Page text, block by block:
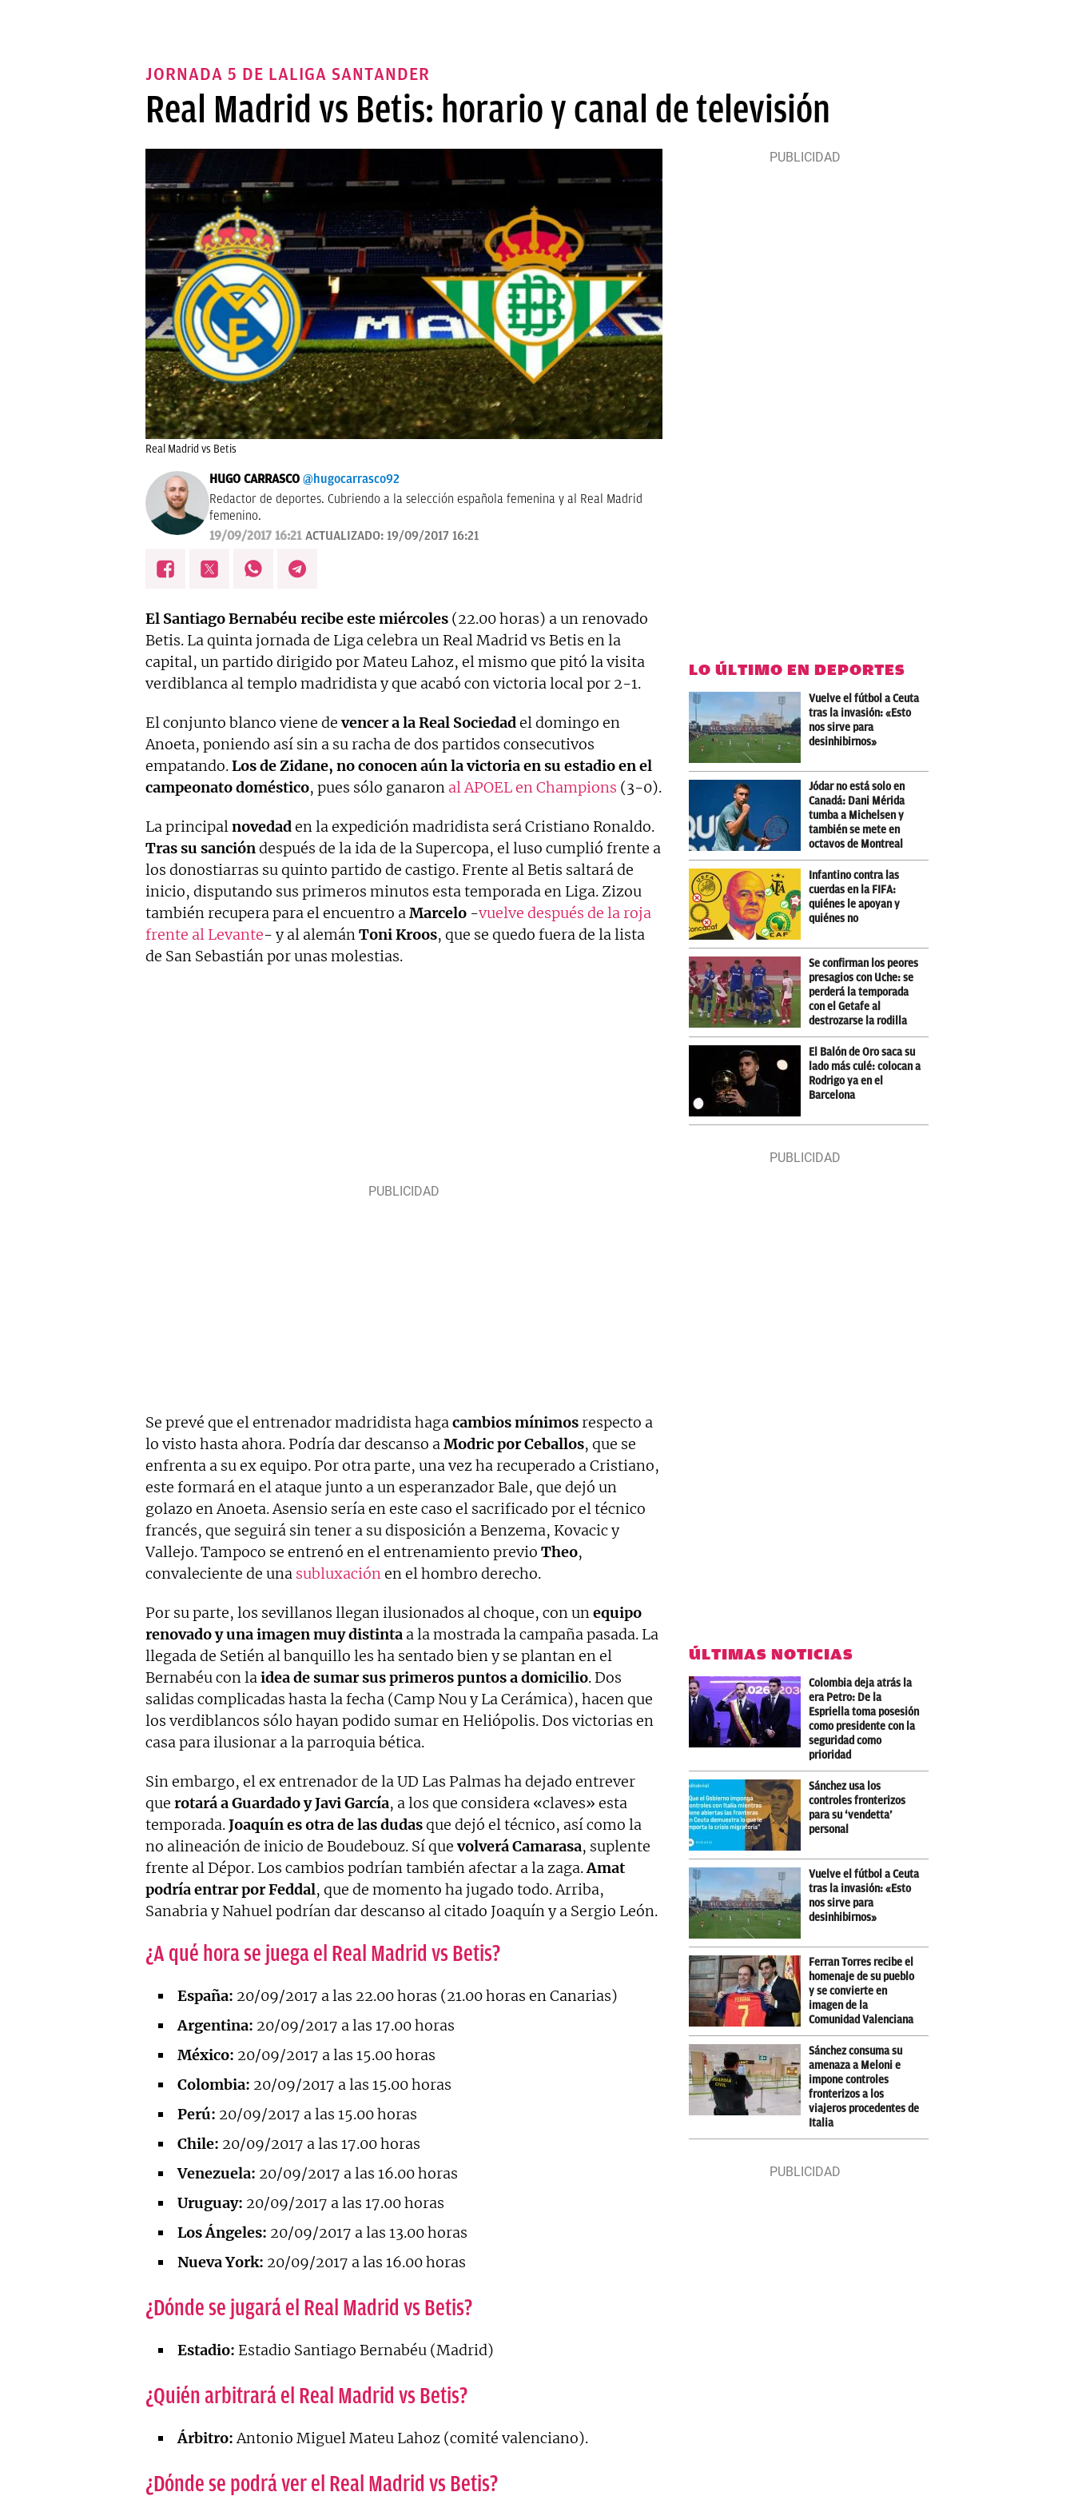
JORNADA 5 DE LALIGA SANTANDER
Real Madrid vs Betis: horario y canal de televisión
Real Madrid vs Betis
HUGO CARRASCO @hugocarrasco92
Redactor de deportes. Cubriendo a la selección española femenina y al Real Madrid
femenino.
19/09/2017 16:21 ACTUALIZADO: 19/09/2017 16:21
El Santiago Bernabéu recibe este miércoles (22.00 horas) a un renovado
Betis. La quinta jornada de Liga celebra un Real Madrid vs Betis en la
capital, un partido dirigido por Mateu Lahoz, el mismo que pitó la visita
verdiblanca al templo madridista y que acabó con victoria local por 2-1.
El conjunto blanco viene devencer a la Real Sociedadel domingo en
Anoeta, poniendo así sin a su racha de dos partidos consecutivos
empatando.Los de Zidane, no conocen aún la victoria en su estadio en el
campeonato doméstico, pues sólo ganaron al APOEL en Champions (3-0).
La principalnovedaden la expedición madridista será Cristiano Ronaldo.
Tras su sancióndespués de la ida de la Supercopa, el luso cumplió frente a
los donostiarras su quinto partido de castigo. Frente al Betis saltará de
inicio, disputando sus primeros minutos esta temporada en Liga. Zizou
también recupera para el encuentro aMarcelo -vuelve después de la roja
frente al Levante- y al alemánToni Kroos, que se quedo fuera de la lista
de San Sebastián por unas molestias.
Se prevé que el entrenador madridista haga cambios mínimos respecto a
lo visto hasta ahora. Podría dar descanso a Modric por Ceballos, que se
enfrenta a su ex equipo. Por otra parte, una vez ha recuperado a Cristiano,
este formará en el ataque junto a un esperanzador Bale, que dejó un
golazo en Anoeta. Asensio sería en este caso el sacrificado por el técnico
francés, que seguirá sin tener a su disposición a Benzema, Kovacic y
Vallejo. Tampoco se entrenó en el entrenamiento previo Theo,
convaleciente de una subluxación en el hombro derecho.
Por su parte, los sevillanos llegan ilusionados al choque, con un equipo
renovado y una imagen muy distinta a la mostrada la campaña pasada. La
llegada de Setién al banquillo les ha sentado bien y se plantan en el
Bernabéu con la idea de sumar sus primeros puntos a domicilio. Dos
salidas complicadas hasta la fecha (Camp Nou y La Cerámica), hacen que
los verdiblancos sólo hayan podido sumar en Heliópolis. Dos victorias en
casa para ilusionar a la parroquia bética.
Sin embargo, el ex entrenador de la UD Las Palmas ha dejado entrever
que rotará a Guardado y Javi García, a los que considera «claves» esta
temporada.Joaquín es otra de las dudasque dejó el técnico, así como la
no alineación de inicio de Boudebouz. Sí quevolverá Camarasa, suplente
frente al Dépor. Los cambios podrían también afectar a la zaga.Amat
podría entrar por Feddal, que de momento ha jugado todo. Arriba,
Sanabria y Nahuel podrían dar descanso al citado Joaquín y a Sergio León.
¿A qué hora se juega el Real Madrid vs Betis?
España: 20/09/2017 a las 22.00 horas (21.00 horas en Canarias)
Argentina: 20/09/2017 a las 17.00 horas
México: 20/09/2017 a las 15.00 horas
Colombia: 20/09/2017 a las 15.00 horas
Perú: 20/09/2017 a las 15.00 horas
Chile: 20/09/2017 a las 17.00 horas
Venezuela: 20/09/2017 a las 16.00 horas
Uruguay: 20/09/2017 a las 17.00 horas
Los Ángeles: 20/09/2017 a las 13.00 horas
Nueva York: 20/09/2017 a las 16.00 horas
¿Dónde se jugará el Real Madrid vs Betis?
Estadio: Estadio Santiago Bernabéu (Madrid)
¿Quién arbitrará el Real Madrid vs Betis?
Árbitro: Antonio Miguel Mateu Lahoz (comité valenciano).
¿Dónde se podrá ver el Real Madrid vs Betis?
LO ÚLTIMO EN DEPORTES
Vuelve el fútbol a Ceuta
tras la invasión: «Esto
nos sirve para
desinhibirnos»
Jódar no está solo en
Canadá: Dani Mérida
tumba a Michelsen y
también se mete en
octavos de Montreal
Infantino contra las
cuerdas en la FIFA:
quiénes le apoyan y
quiénes no
Se confirman los peores
presagios con Uche: se
perderá la temporada
con el Getafe al
destrozarse la rodilla
El Balón de Oro saca su
lado más culé: colocan a
Rodrigo ya en el
Barcelona
ÚLTIMAS NOTICIAS
Colombia deja atrás la
era Petro: De la
Espriella toma posesión
como presidente con la
seguridad como
prioridad
Sánchez usa los
controles fronterizos
para su ‘vendetta’
personal
Vuelve el fútbol a Ceuta
tras la invasión: «Esto
nos sirve para
desinhibirnos»
Ferran Torres recibe el
homenaje de su pueblo
y se convierte en
imagen de la
Comunidad Valenciana
Sánchez consuma su
amenaza a Meloni e
impone controles
fronterizos a los
viajeros procedentes de
Italia